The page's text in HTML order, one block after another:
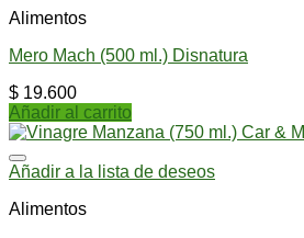
Alimentos
Mero Mach (500 ml.) Disnatura
$ 19.600
Añadir al carrito
Añadir a la lista de deseos
Alimentos